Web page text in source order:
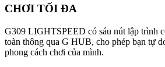
CHƠI TỐI ĐA
G309 LIGHTSPEED có sáu nút lập trình
toàn thông qua G HUB, cho phép bạn tự
phong cách chơi của mình.